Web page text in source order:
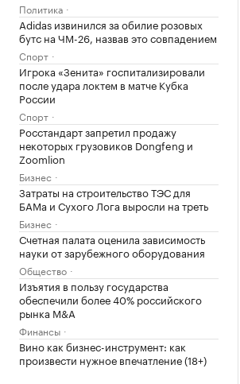
Политика
Adidas извинился за обилие розовых
бутс на ЧМ-26, назвав это совпадением
Спорт
Игрока «Зенита» госпитализировали
после удара локтем в матче Кубка
России
Спорт
Росстандарт запретил продажу
некоторых грузовиков Dongfeng и
Zoomlion
Бизнес
Затраты на строительство ТЭС для
БАМа и Сухого Лога выросли на треть
Бизнес
Счетная палата оценила зависимость
науки от зарубежного оборудования
Общество
Изъятия в пользу государства
обеспечили более 40% российского
рынка M&A
Финансы
Вино как бизнес-инструмент: как
произвести нужное впечатление (18+)